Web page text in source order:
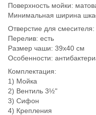
Поверхность мойки:
Минимальная ширина
Отверстие для
Перелив: есть
Размер чаши: 39х40 см
Особенности:
Комплектация:
1) Мойка
2) Вентиль 3½"
3) Сифон
4) Крепления